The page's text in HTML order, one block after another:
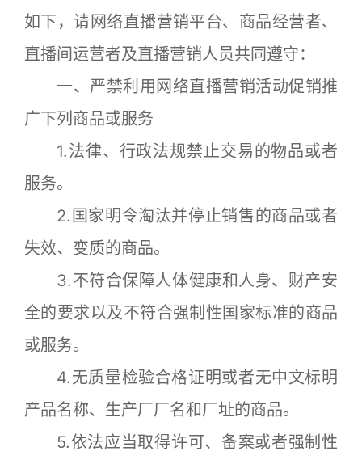
如下，请网络直播营销平台、商品经营者、
直播间运营者及直播营销人员共同遵守：
一、严禁利用网络直播营销活动促销推
广下列商品或服务
1.法律、行政法规禁止交易的物品或者
服务。
2.国家明令淘汰并停止销售的商品或者
失效、变质的商品。
3.不符合保障人体健康和人身、财产安
全的要求以及不符合强制性国家标准的商品
或服务。
4.无质量检验合格证明或者无中文标明
产品名称、生产厂厂名和厂址的商品。
5.依法应当取得许可、备案或者强制性